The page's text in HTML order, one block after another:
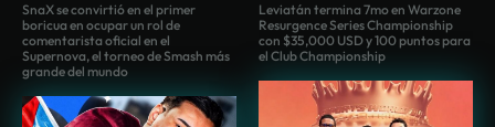
SnaX se convirtió en el primer
boricua en ocupar un rol de
comentarista oficial en el
Supernova, el torneo de Smash más
grande del mundo
Leviatán termina 7mo en Warzone
Resurgence Series Championship
con $35,000 USD y 100 puntos para
el Club Championship